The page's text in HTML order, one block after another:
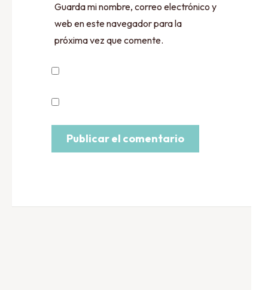
Guarda mi nombre, correo electrónico y
web en este navegador para la
próxima vez que comente.